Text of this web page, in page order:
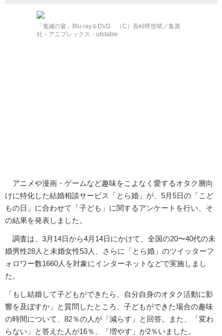
「鬼滅の宴」Blu-ray＆DVD （C）吾峠呼世晴／集英
社・アニプレックス・ufotable
アニメや漫画・ゲームなど趣味をこよなく愛するオタク層向
けに特化した結婚相談サービス「とら婚」が、5月5日の「こど
もの日」に合わせて「子ども」に関するアンケートを行い、そ
の結果を発表しました。
調査は、3月14日から4月14日にかけて、全国の20〜40代の未
婚男性28人と未婚女性53人、さらに「とら婚」のツイッターフ
ォロワー数1660人を対象にインターネットなどで実施しまし
た。
「もし結婚して子どもができたら、自分自身のオタク活動に影
響を及ぼすか」と質問したところ、子どもができた場合の趣味
の時間について、82％の人が「減らす」と回答。また、「変わ
らない」と答えた人が16％、「増やす」が2％いました。